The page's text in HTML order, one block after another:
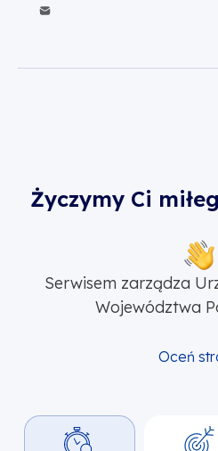
Życzymy Ci
Serwisem zarządza
Województwa
Oceń